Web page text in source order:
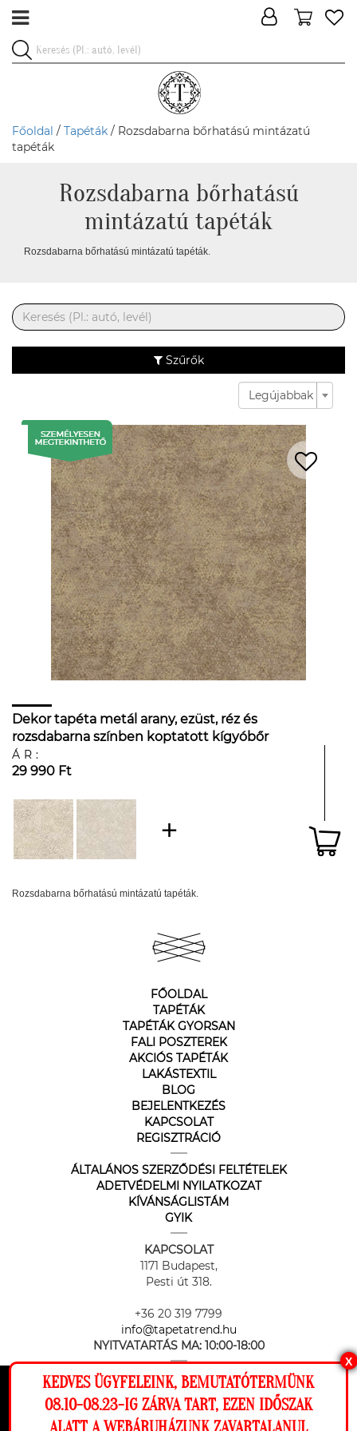
Ez a weboldal cookie-kat használ, hogy a
lehető legjobb élményt nyújtsa honlapunkon.
Főoldal / Tapéták / Rozsdabarna bőrhatású mintázatú
tapéták
Rozsdabarna bőrhatású
mintázatú tapéták
Rozsdabarna bőrhatású mintázatú tapéták.
Szűrők
Legújabbak
Dekor tapéta metál arany, ezüst, réz és
rozsdabarna színben koptatott kígyóbőr
hatású mintával
ÁR:
29 990 Ft
Rozsdabarna bőrhatású mintázatú tapéták.
FŐOLDAL
TAPÉTÁK
TAPÉTÁK GYORSAN
FALI POSZTEREK
AKCIÓS TAPÉTÁK
LAKÁSTEXTIL
BLOG
BEJELENTKEZÉS
KAPCSOLAT
REGISZTRÁCIÓ
ÁLTALÁNOS SZERZŐDÉSI FELTÉTELEK
ADETVÉDELMI NYILATKOZAT
KÍVÁNSÁGLISTÁM
GYIK
KAPCSOLAT
1171 Budapest,
Pesti út 318.
+36 20 319 7799
info@tapetatrend.hu
NYITVATARTÁS MA: 10:00-18:00
X
KEDVES ÜGYFELEINK, BEMUTATÓTERMÜNK
08.10-08.23-IG ZÁRVA TART, EZEN IDŐSZAK